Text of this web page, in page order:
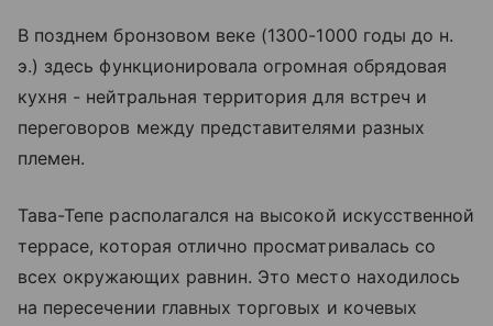
В позднем бронзовом веке (1300-1000 годы до н.
э.) здесь функционировала огромная обрядовая
кухня - нейтральная территория для встреч и
переговоров между представителями разных
племен.
Тава-Тепе располагался на высокой искусственной
террасе, которая отлично просматривалась со
всех окружающих равнин. Это место находилось
на пересечении главных торговых и кочевых